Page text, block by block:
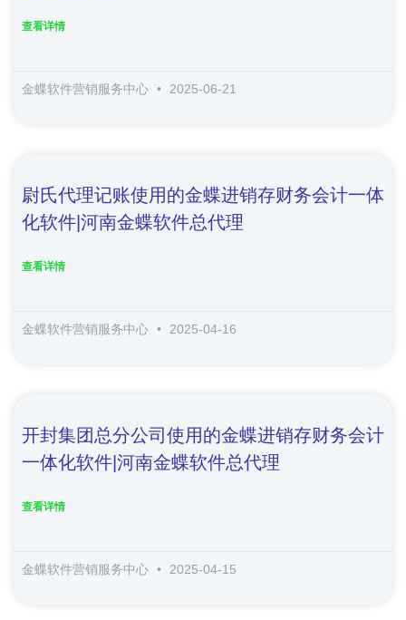
查看详情
金蝶软件营销服务中心 2025-06-21
尉氏代理记账使用的金蝶进销存财务会计一体
化软件|河南金蝶软件总代理
查看详情
金蝶软件营销服务中心 2025-04-16
开封集团总分公司使用的金蝶进销存财务会计
一体化软件|河南金蝶软件总代理
查看详情
金蝶软件营销服务中心 2025-04-15